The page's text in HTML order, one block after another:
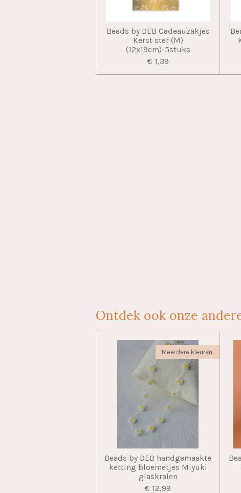
Beads by DEB Cadeauzakjes
Kerst ster (M)
(12x19cm)-5stuks
€ 1,39
Ontdek ook onze
Meerdere kleuren.
Beads by DEB handgemaakte
ketting bloemetjes Miyuki
glaskralen
€ 12,99